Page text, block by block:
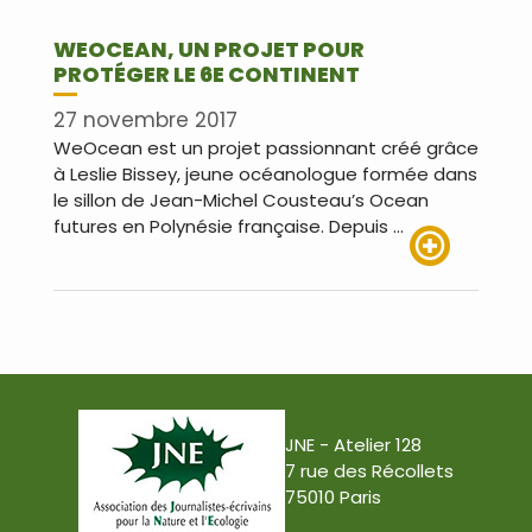
WEOCEAN, UN PROJET POUR
PROTÉGER LE 6E CONTINENT
27 novembre 2017
WeOcean est un projet passionnant créé grâce
à Leslie Bissey, jeune océanologue formée dans
le sillon de Jean-Michel Cousteau’s Ocean
futures en Polynésie française. Depuis …
JNE - Atelier 128
7 rue des Récollets
75010 Paris